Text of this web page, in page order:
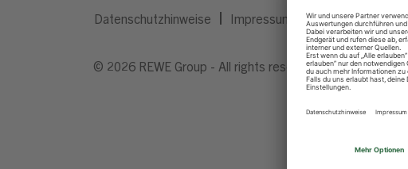
Datenschutzhinweise Impressum Privatsphäre-
© 2026 REWE Group - All rights reserved